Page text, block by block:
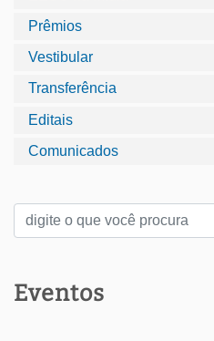
Prêmios
Vestibular
Transferência
Editais
Comunicados
Eventos